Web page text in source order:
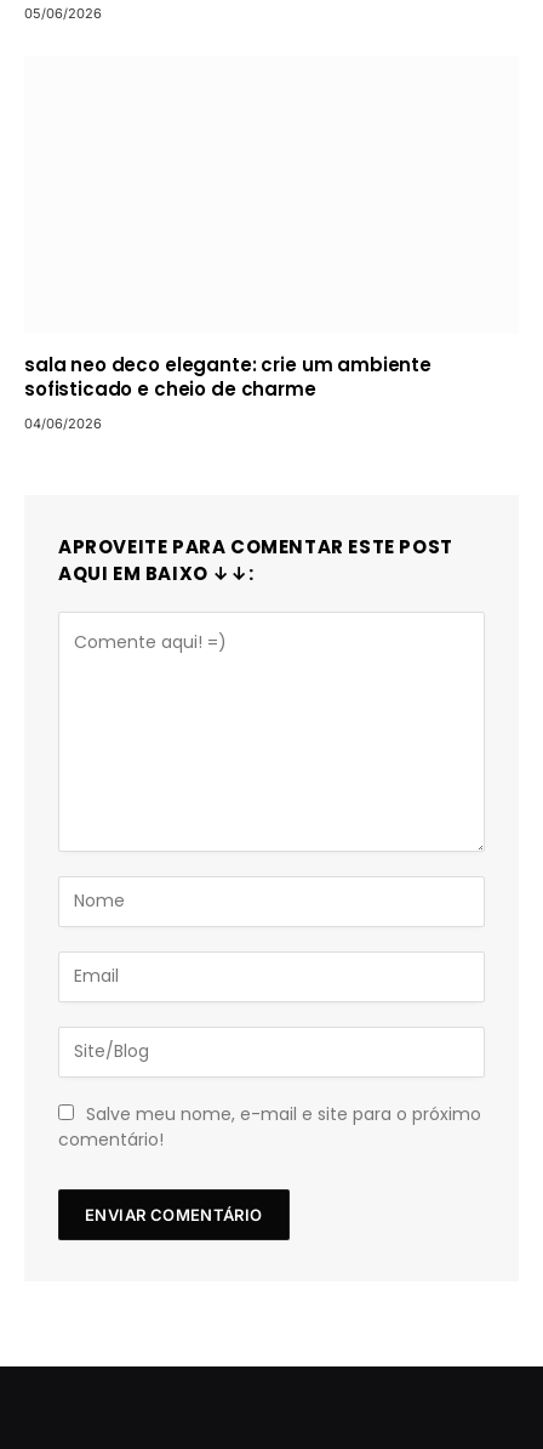
05/06/2026
sala neo deco elegante: crie um ambiente
sofisticado e cheio de charme
04/06/2026
APROVEITE PARA COMENTAR ESTE POST
AQUI EM BAIXO ↓↓:
Salve meu nome, e-mail e site para o próximo
comentário!